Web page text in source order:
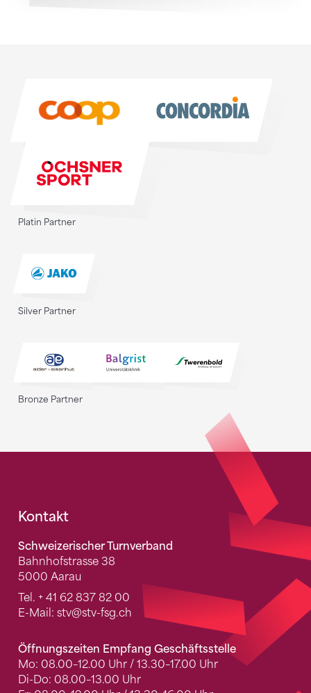
Platin Partner
Silver Partner
Bronze Partner
Fusszeile
Kontakt
Schweizerischer Turnverband
Bahnhofstrasse 38
5000 Aarau
Tel. + 41 62 837 82 00
E-Mail: stv@stv-fsg.ch
Öffnungszeiten Empfang Geschäftsstelle
Mo: 08.00–12.00 Uhr / 13.30–17.00 Uhr
Di-Do: 08.00–13.00 Uhr